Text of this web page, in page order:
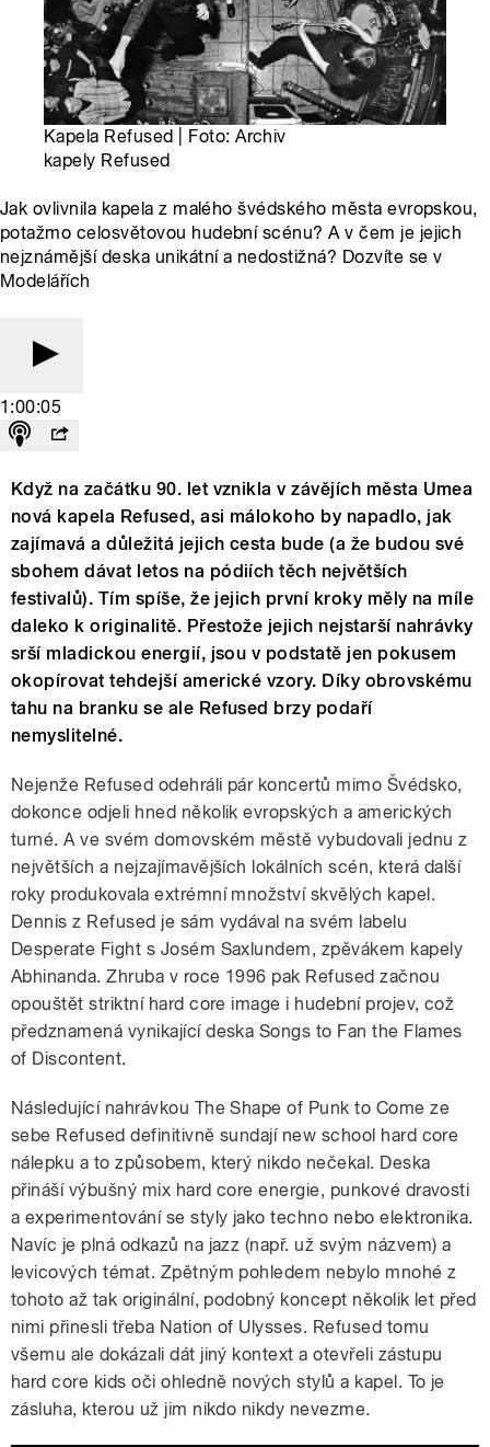
Kapela Refused | Foto: Archiv
kapely Refused
Jak ovlivnila kapela z malého švédského města evropskou,
potažmo celosvětovou hudební scénu? A v čem je jejich
nejznámější deska unikátní a nedostižná? Dozvíte se v
Modelářích
1:00:05
Když na začátku 90. let vznikla v závějích města Umea
nová kapela Refused, asi málokoho by napadlo, jak
zajímavá a důležitá jejich cesta bude (a že budou své
sbohem dávat letos na pódiích těch největších
festivalů). Tím spíše, že jejich první kroky měly na míle
daleko k originalitě. Přestože jejich nejstarší nahrávky
srší mladickou energií, jsou v podstatě jen pokusem
okopírovat tehdejší americké vzory. Díky obrovskému
tahu na branku se ale Refused brzy podaří
nemyslitelné.
Nejenže Refused odehráli pár koncertů mimo Švédsko,
dokonce odjeli hned několik evropských a amerických
turné. A ve svém domovském městě vybudovali jednu z
největších a nejzajímavějších lokálních scén, která další
roky produkovala extrémní množství skvělých kapel.
Dennis z Refused je sám vydával na svém labelu
Desperate Fight s Josém Saxlundem, zpěvákem kapely
Abhinanda. Zhruba v roce 1996 pak Refused začnou
opouštět striktní hard core image i hudební projev, což
předznamená vynikající deska Songs to Fan the Flames
of Discontent.
Následující nahrávkou The Shape of Punk to Come ze
sebe Refused definitivně sundají new school hard core
nálepku a to způsobem, který nikdo nečekal. Deska
přináší výbušný mix hard core energie, punkové dravosti
a experimentování se styly jako techno nebo elektronika.
Navíc je plná odkazů na jazz (např. už svým názvem) a
levicových témat. Zpětným pohledem nebylo mnohé z
tohoto až tak originální, podobný koncept několik let před
nimi přinesli třeba Nation of Ulysses. Refused tomu
všemu ale dokázali dát jiný kontext a otevřeli zástupu
hard core kids oči ohledně nových stylů a kapel. To je
zásluha, kterou už jim nikdo nikdy nevezme.